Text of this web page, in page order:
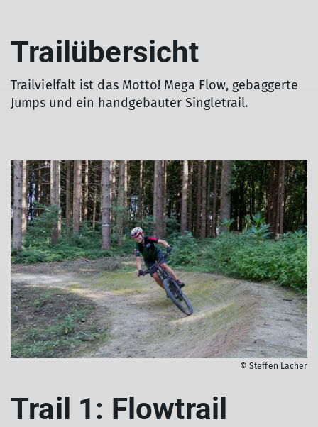
Trailübersicht
Trailvielfalt ist das Motto! Mega Flow, gebaggerte
Jumps und ein handgebauter Singletrail.
© Steffen Lacher
Trail 1: Flowtrail